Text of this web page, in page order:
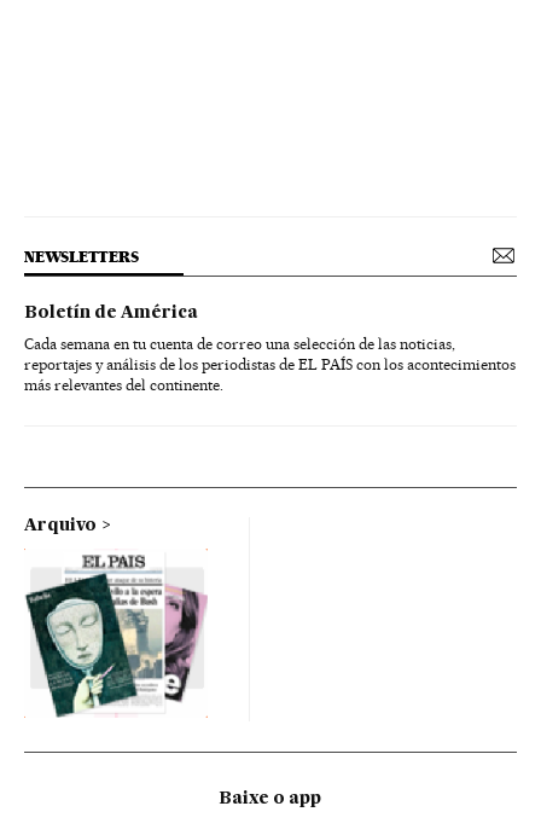
NEWSLETTERS
Boletín de América
Cada semana en tu cuenta de correo una selección de las noticias,
reportajes y análisis de los periodistas de EL PAÍS con los acontecimientos
más relevantes del continente.
Arquivo
Baixe o app